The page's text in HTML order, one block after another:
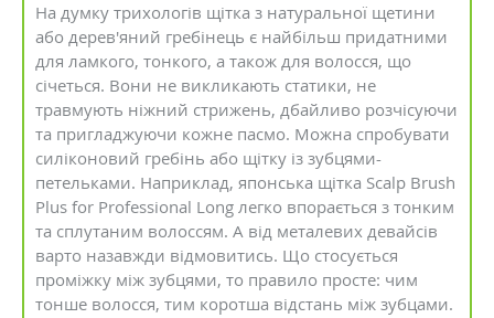
На думку трихологів щітка з натуральної щетини
або дерев'яний гребінець є найбільш придатними
для ламкого, тонкого, а також для волосся, що
січеться. Вони не викликають статики, не
травмують ніжний стрижень, дбайливо розчісуючи
та пригладжуючи кожне пасмо. Можна спробувати
силіконовий гребінь або щітку із зубцями-
петельками. Наприклад, японська щітка Scalp Brush
Plus for Professional Long легко впорається з тонким
та сплутаним волоссям. А від металевих девайсів
варто назавжди відмовитись. Що стосується
проміжку між зубцями, то правило просте: чим
тонше волосся, тим коротша відстань між зубцами.